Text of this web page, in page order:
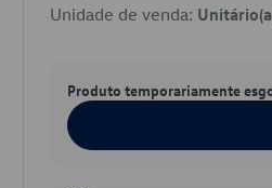
Unidade de venda:
Produto temporariamente